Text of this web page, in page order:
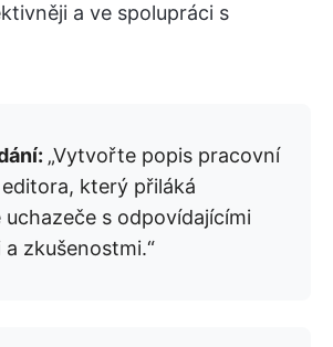
a ve spolupráci s
„Vytvořte popis pracovní
který přiláká
s odpovídajícími
zkušenostmi.“